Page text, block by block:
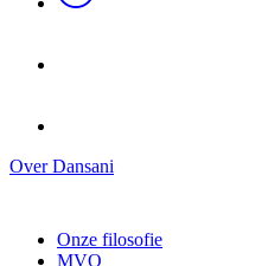
Over Dansani
Onze filosofie
MVO